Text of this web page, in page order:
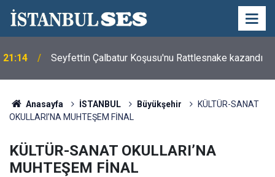
21:14 Seyfettin Çalbatur Koşusu'nu Rattlesnake kazandı
Anasayfa İSTANBUL Büyükşehir
KÜLTÜR-SANAT
OKULLARI’NA MUHTEŞEM FİNAL
KÜLTÜR-SANAT OKULLARI’NA
MUHTEŞEM FİNAL